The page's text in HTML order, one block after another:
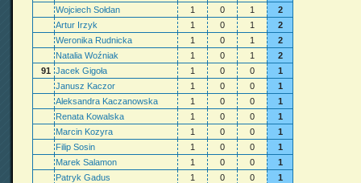
Wojciech Sołdan
1 0 1
2
Artur Irzyk
1 0 1
2
Weronika Rudnicka
1 0 1
2
Natalia Woźniak
1 0 1
2
91 Jacek Gigoła 1 0 0
1
Janusz Kaczor
1 0 0
1
Aleksandra Kaczanowska
1 0 0
1
Renata Kowalska
1 0 0
1
Marcin Kozyra
1 0 0
1
Filip Sosin
1 0 0
1
Marek Salamon
1 0 0
1
Patryk Gadus
1 0 0
1